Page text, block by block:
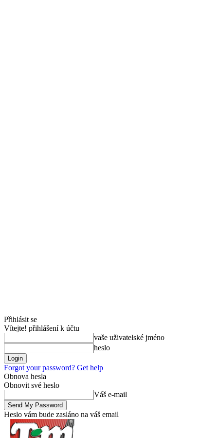
Přihlásit se
Vítejte! přihlášení k účtu
vaše uživatelské jméno
heslo
Forgot your password? Get help
Obnova hesla
Obnovit své heslo
Váš e-mail
Heslo vám bude zasláno na váš email